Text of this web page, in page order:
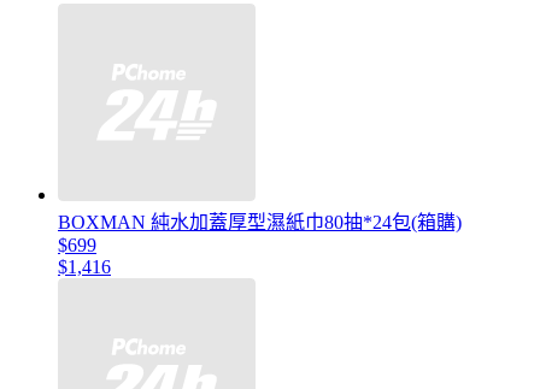
BOXMAN 純水加蓋厚型濕紙巾80抽*24包(箱購)
$699
$1,416